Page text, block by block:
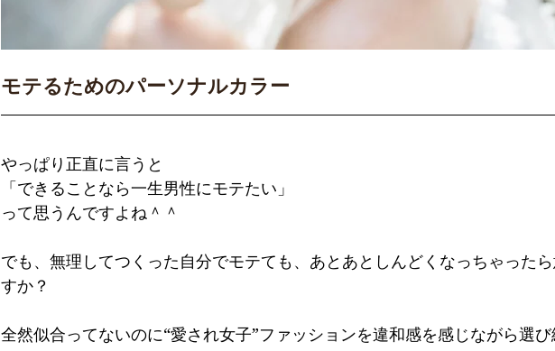
モテるためのパーソナルカラー
やっぱり正直に言うと
「できることなら一生男性にモテたい」
って思うんですよね＾＾
でも、無理してつくった自分でモテても、あとあとしんどくなっちゃった
すか？
全然似合ってないのに“愛され女子”ファッションを違和感を感じながら選